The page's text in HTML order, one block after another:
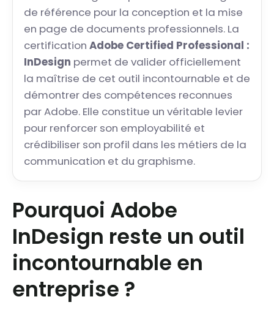
de référence pour la conception et la mise
en page de documents professionnels. La
certification Adobe Certified Professional :
InDesign permet de valider officiellement
la maîtrise de cet outil incontournable et de
démontrer des compétences reconnues
par Adobe. Elle constitue un véritable levier
pour renforcer son employabilité et
crédibiliser son profil dans les métiers de la
communication et du graphisme.
Pourquoi Adobe
InDesign reste un outil
incontournable en
entreprise ?